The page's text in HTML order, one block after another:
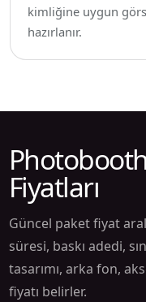
kimliğine uygun
hazırlanır.
Fiyatları
Güncel paket fiyat
süresi, baskı adedi,
tasarımı, arka fon,
fiyatı belirler.